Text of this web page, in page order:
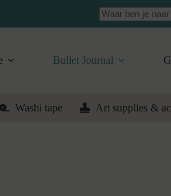
Geen
Bullet Journal
Washi tape Art supplies &